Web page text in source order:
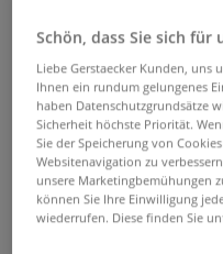
pébéo
weiße
Schön, dass Sie sich für
Liebe Gerstaecker Kunden, uns
Ihnen ein rundum gelungenes
haben Datenschutzgrundsätze
Sicherheit höchste Priorität.
Sie der Speicherung von
Websitenavigation zu
unsere Marketingbemühungen
können Sie Ihre Einwilligung
wiederrufen. Diese finden Sie